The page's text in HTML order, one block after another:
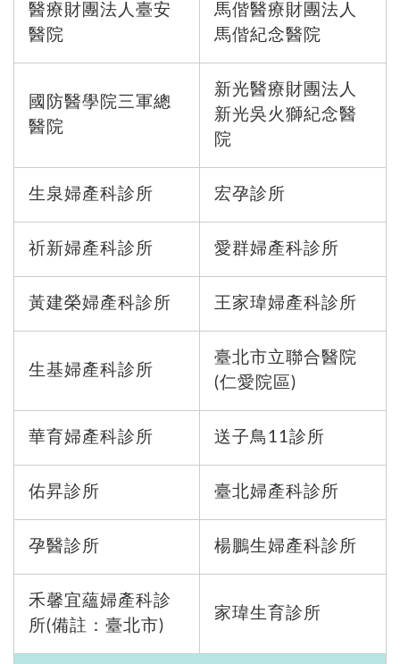
醫療財團法人臺安
醫院
馬偕醫療財團法人
馬偕紀念醫院
國防醫學院三軍總
醫院
新光醫療財團法人
新光吳火獅紀念醫
院
生泉婦產科診所 宏孕診所
祈新婦產科診所 愛群婦產科診所
黃建榮婦產科診所 王家瑋婦產科診所
生基婦產科診所
臺北市立聯合醫院
(仁愛院區)
華育婦產科診所 送子鳥11診所
佑昇診所 臺北婦產科診所
孕醫診所 楊鵬生婦產科診所
禾馨宜蘊婦產科診
所(備註：臺北市)
家瑋生育診所